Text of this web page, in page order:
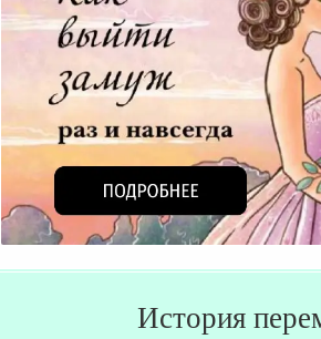
История